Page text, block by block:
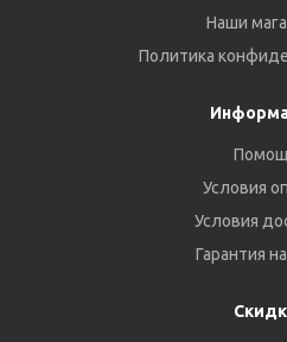
Наши
Политика
Условия
Условия
Гарантия